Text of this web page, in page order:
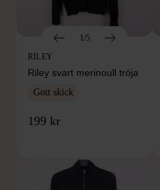
1/5
RILEY
Riley svart merinoull tröja
Gott skick
199 kr